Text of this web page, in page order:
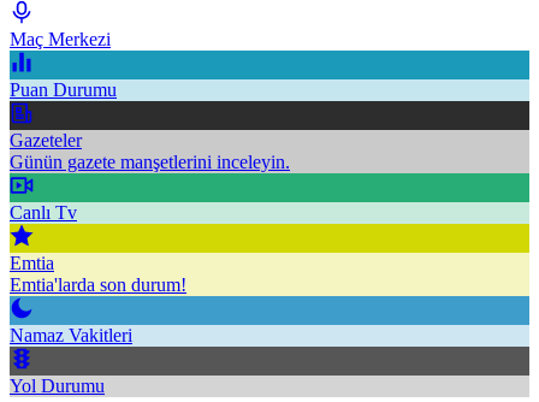
Maç Merkezi
Puan Durumu
Gazeteler
Günün gazete manşetlerini inceleyin.
Canlı Tv
Emtia
Emtia'larda son durum!
Namaz Vakitleri
Yol Durumu